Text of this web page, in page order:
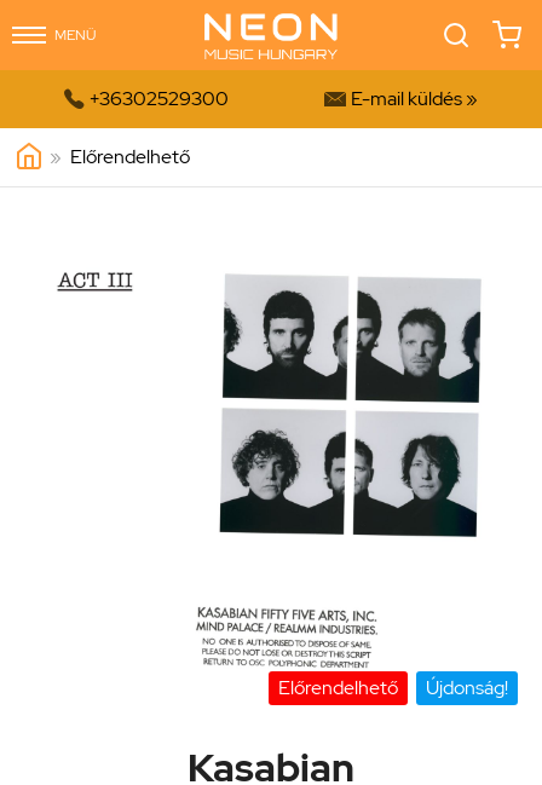
MENÜ
 +36302529300  E-mail küldés »
» Előrendelhető
Előrendelhető Újdonság!
Kasabian